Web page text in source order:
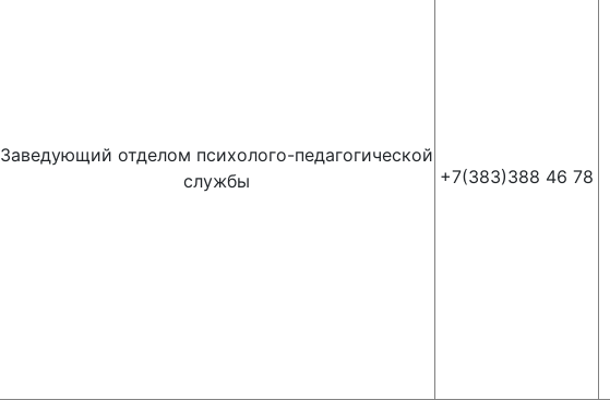
Заведующий отделом психолого-педагогической
службы
+7(383)388 46 78